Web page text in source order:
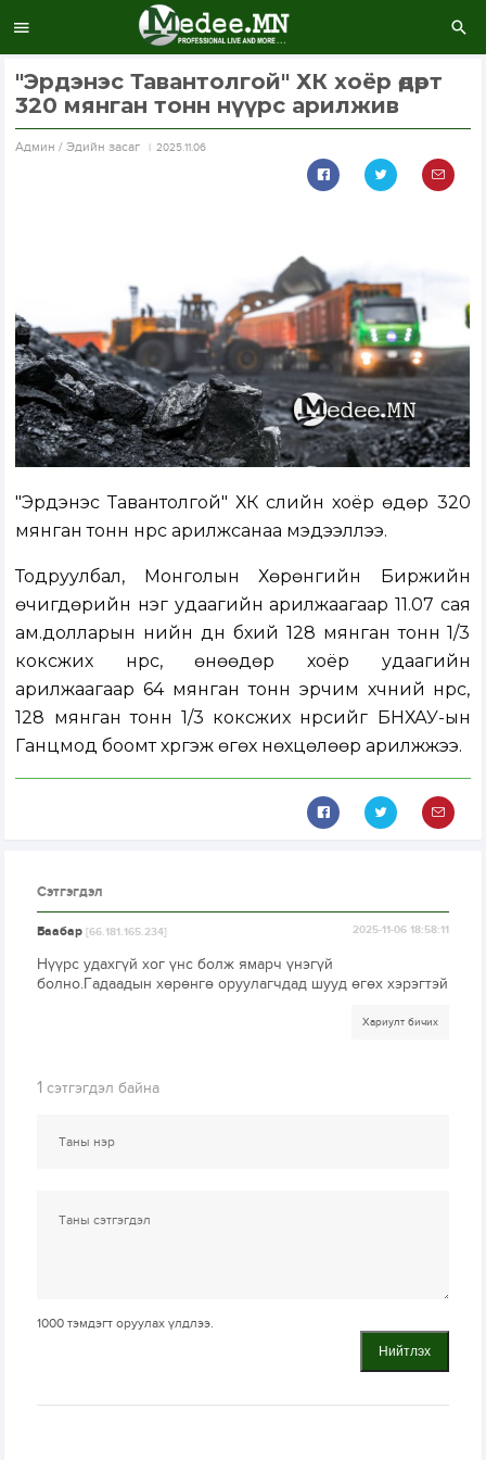
"Эрдэнэс Тавантолгой" ХК хоёр өдөрт
320 мянган тонн нүүрс арилжив
Aдмин / Эдийн засаг 2025.11.06
"Эрдэнэс Тавантолгой" ХК сүүлийн хоёр өдөр 320
мянган тонн нүүрс арилжсанаа мэдээллээ.
Тодруулбал, Монголын Хөрөнгийн Биржийн
өчигдөрийн нэг удаагийн арилжаагаар 11.07 сая
ам.долларын үнийн дүн бүхий 128 мянган тонн 1/3
коксжих нүүрс, өнөөдөр хоёр удаагийн
арилжаагаар 64 мянган тонн эрчим хүчний нүүрс,
128 мянган тонн 1/3 коксжих нүүрсийг БНХАУ-ын
Ганцмод боомт хүргэж өгөх нөхцөлөөр арилжжээ.
Сэтгэгдэл
Баабар[66.181.165.234] 2025-11-06 18:58:11
Нүүрс удахгүй хог үнс болж ямарч үнэгүй
болно.Гадаадын хөрөнгө оруулагчдад шууд өгөх хэрэгтэй
Хариулт бичих
1 сэтгэгдэл байна
1000 тэмдэгт оруулах үлдлээ.
Нийтлэх